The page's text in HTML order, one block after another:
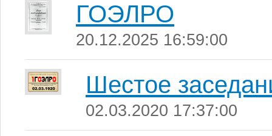
ГОЭЛРО
20.12.2025 16:59:00
Шестое
02.03.2020 17:37:00